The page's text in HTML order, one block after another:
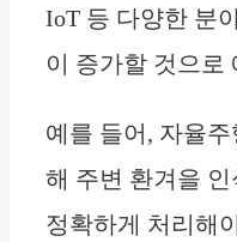
IoT 등 다양한 분
이 증가할 것으로
예를 들어, 자율
해 주변 환겨을
정확하게 처리해